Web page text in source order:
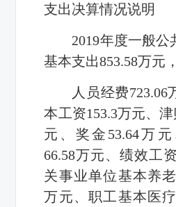
支出决算情况说明
2019年度一般公
基本支出853.58万元
人员经费723.06
本工资153.3万元、
元、奖金 53.64万元
66.58万元、绩效工资
关事业单位基本养
万元、职工基本医